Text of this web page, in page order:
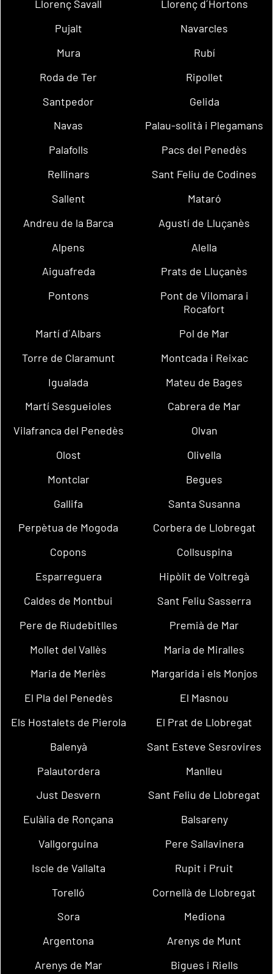
Llorenç Savall
Llorenç d´Hortons
Pujalt
Navarcles
Mura
Rubí
Roda de Ter
Ripollet
Santpedor
Gelida
Navas
Palau-solità i Plegamans
Palafolls
Pacs del Penedès
Rellinars
Sant Feliu de Codines
Sallent
Mataró
Andreu de la Barca
Agustí de Lluçanès
Alpens
Alella
Aiguafreda
Prats de Lluçanès
Pontons
Pont de Vilomara i
Rocafort
Martí d´Albars
Pol de Mar
Torre de Claramunt
Montcada i Reixac
Igualada
Mateu de Bages
Martí Sesgueioles
Cabrera de Mar
Vilafranca del Penedès
Olvan
Olost
Olivella
Montclar
Begues
Gallifa
Santa Susanna
Perpètua de Mogoda
Corbera de Llobregat
Copons
Collsuspina
Esparreguera
Hipòlit de Voltregà
Caldes de Montbui
Sant Feliu Sasserra
Pere de Riudebitlles
Premià de Mar
Mollet del Vallès
Maria de Miralles
Maria de Merlès
Margarida i els Monjos
El Pla del Penedès
El Masnou
Els Hostalets de Pierola
El Prat de Llobregat
Balenyà
Sant Esteve Sesrovires
Palautordera
Manlleu
Just Desvern
Sant Feliu de Llobregat
Eulàlia de Ronçana
Balsareny
Vallgorguina
Pere Sallavinera
Iscle de Vallalta
Rupit i Pruit
Torelló
Cornellà de Llobregat
Sora
Mediona
Argentona
Arenys de Munt
Arenys de Mar
Bigues i Riells